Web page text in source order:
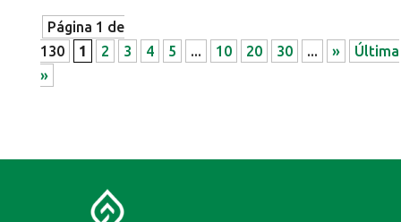
Página 1 de
130
1 2 3 4 5 ... 10 20 30 ... »
Última
»